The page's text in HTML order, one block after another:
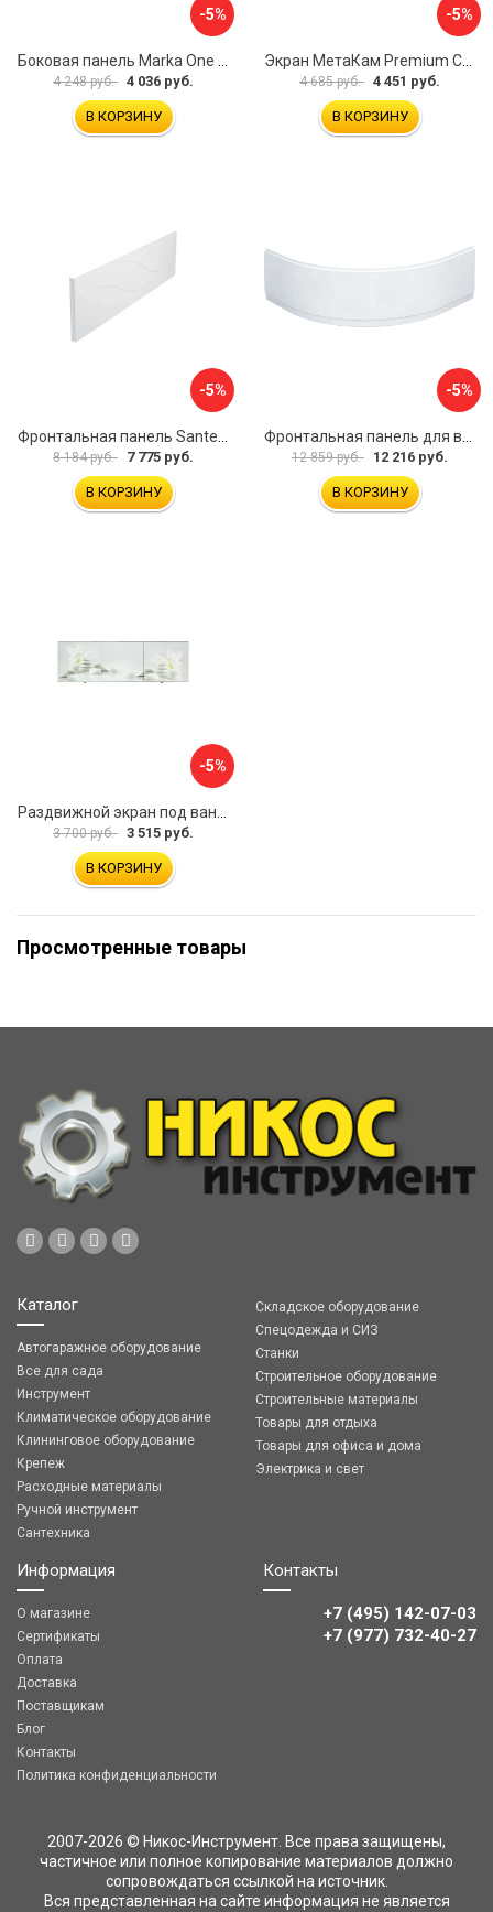
-5%
Боковая панель Marka One Flat 80 MG L 02бфл80мгл
4 248 руб. 4 036 руб.
В КОРЗИНУ
-5%
Экран МетаКам Premium Collection 4650208860133
4 685 руб. 4 451 руб.
В КОРЗИНУ
-5%
8 184 руб. 7 775 руб.
В КОРЗИНУ
-5%
12 859 руб. 12 216 руб.
В КОРЗИНУ
-5%
3 700 руб. 3 515 руб.
В КОРЗИНУ
Просмотренные товары
Каталог
Автогаражное оборудование
Все для сада
Инструмент
Климатическое оборудование
Клининговое оборудование
Крепеж
Расходные материалы
Ручной инструмент
Сантехника
Складское оборудование
Спецодежда и СИЗ
Станки
Строительное оборудование
Строительные материалы
Товары для отдыха
Товары для офиса и дома
Электрика и свет
Информация
О магазине
Сертификаты
Оплата
Доставка
Поставщикам
Блог
Контакты
Политика конфиденциальности
Контакты
+7 (495) 142-07-03
‎‎+7 (977) 732-40-27
2007-2026 © Никос-Инструмент. Все права защищены,
частичное или полное копирование материалов должно
сопровождаться ссылкой на источник.
Вся представленная на сайте информация не является